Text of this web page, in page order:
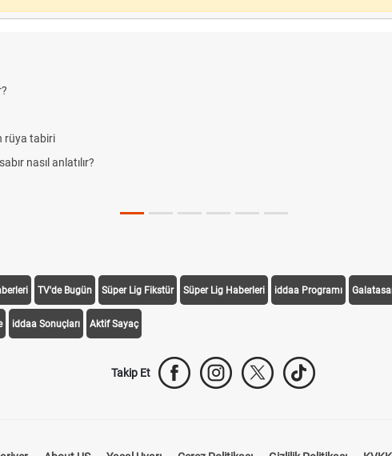
rüya tabiri
nasıl anlatılır?
TV'de Bugün Süper Lig Fikstür Süper Lig Haberleri iddaa Programı
iddaa Sonuçları Aktif Sayaç
Takip Et